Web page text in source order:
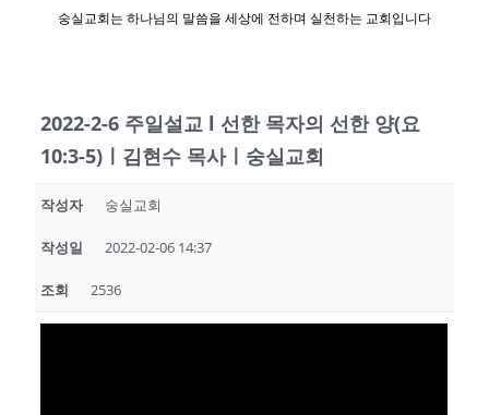
숭실교회는 하나님의 말씀을 세상에 전하며 실천하는 교회입니다
2022-2-6 주일설교 l 선한 목자의 선한 양(요
10:3-5)ㅣ김현수 목사ㅣ숭실교회
작성자 숭실교회
작성일 2022-02-06 14:37
조회 2536